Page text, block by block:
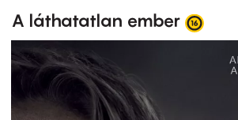
A láthatatlan ember